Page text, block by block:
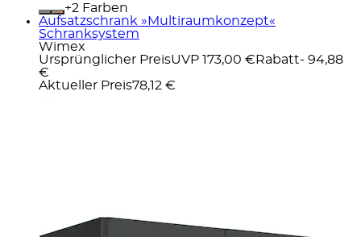
+
Farben
Aufsatzschrank »Multiraumkonzept«
Schranksystem
Wimex
Ursprünglicher PreisUVP 173,00 € Rabatt- 94,88
€
Aktueller Preis78,12 €